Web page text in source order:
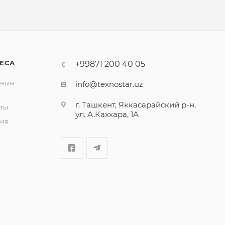
+99871 200 40 05
info@texnostar.uz
г. Ташкент, Яккасарайский р-н,
ул. А.Каххара, 1А